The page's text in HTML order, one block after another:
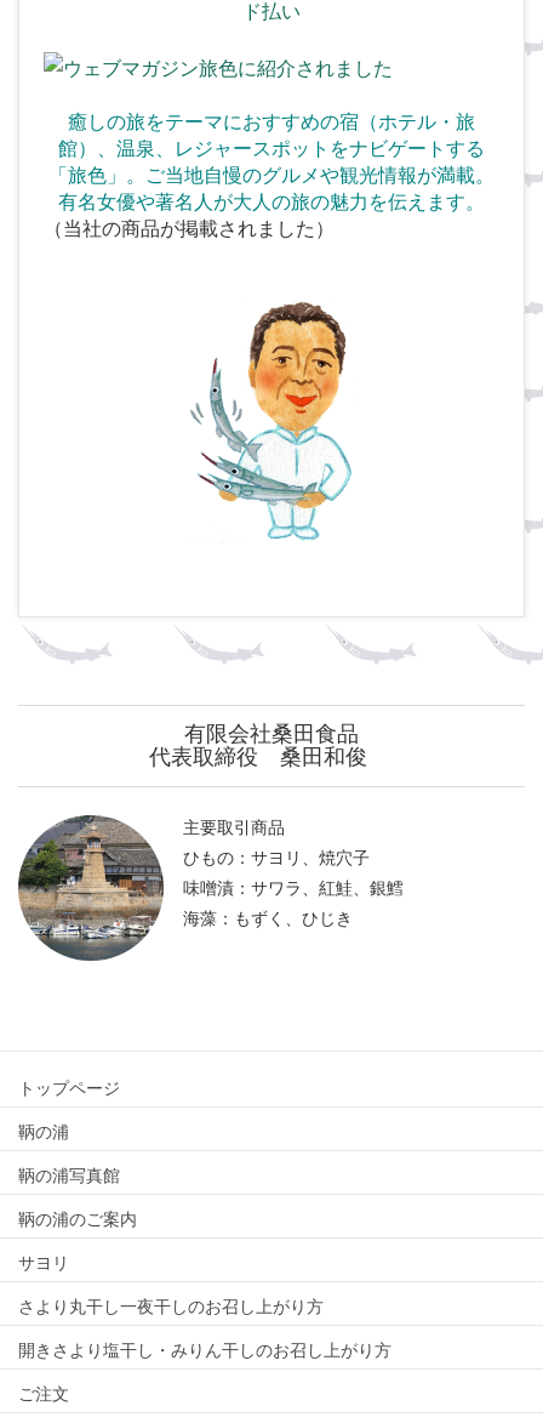
癒しの旅をテーマにおすすめの宿（ホテル・旅
館）、温泉、
レジャースポットをナビゲートする
「旅色」。ご当地自慢のグルメや観光情報が満載。
有名女優や著名人が大人の旅の魅力を伝えます。
（当社の商品が掲載されました）
有限会社桑田食品
代表取締役 桑田和俊
主要取引商品
ひもの：サヨリ、焼穴子
味噌漬：サワラ、紅鮭、銀鱈
海藻：もずく、ひじき
トップページ
鞆の浦
鞆の浦写真館
鞆の浦のご案内
サヨリ
さより丸干し一夜干しのお召し上がり方
開きさより塩干し・みりん干しのお召し上がり方
ご注文